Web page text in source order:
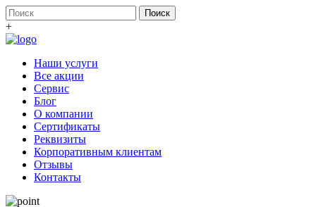
+
Наши услуги
Все акции
Сервис
Блог
О компании
Сертификаты
Реквизиты
Корпоративным клиентам
Отзывы
Контакты